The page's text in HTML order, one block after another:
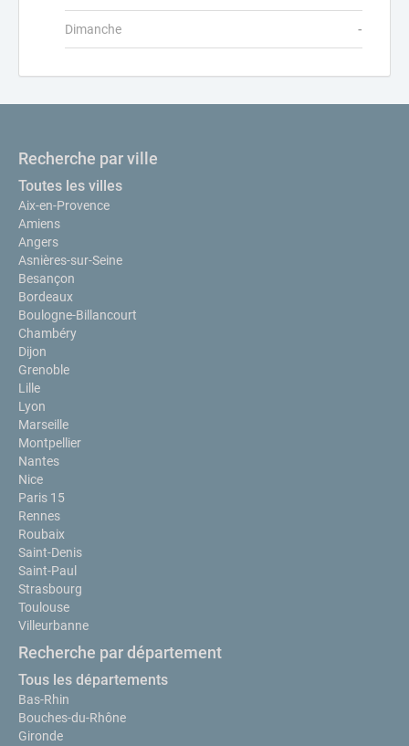
Dimanche -
Recherche par ville
Toutes les villes
Aix-en-Provence
Amiens
Angers
Asnières-sur-Seine
Besançon
Bordeaux
Boulogne-Billancourt
Chambéry
Dijon
Grenoble
Lille
Lyon
Marseille
Montpellier
Nantes
Nice
Paris 15
Rennes
Roubaix
Saint-Denis
Saint-Paul
Strasbourg
Toulouse
Villeurbanne
Recherche par département
Tous les départements
Bas-Rhin
Bouches-du-Rhône
Gironde